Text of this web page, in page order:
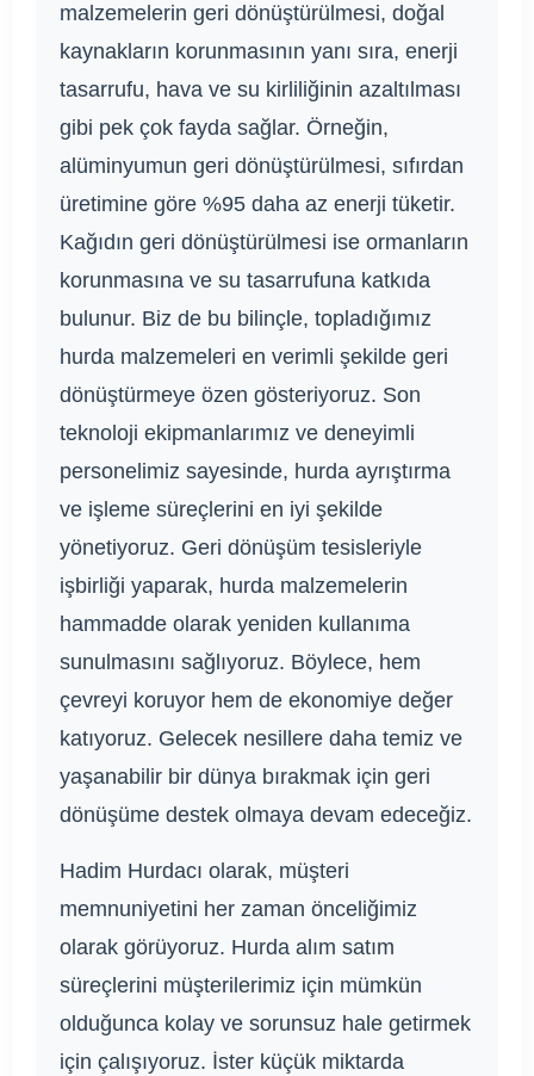
malzemelerin geri dönüştürülmesi, doğal
kaynakların korunmasının yanı sıra, enerji
tasarrufu, hava ve su kirliliğinin azaltılması
gibi pek çok fayda sağlar. Örneğin,
alüminyumun geri dönüştürülmesi, sıfırdan
üretimine göre %95 daha az enerji tüketir.
Kağıdın geri dönüştürülmesi ise ormanların
korunmasına ve su tasarrufuna katkıda
bulunur. Biz de bu bilinçle, topladığımız
hurda malzemeleri en verimli şekilde geri
dönüştürmeye özen gösteriyoruz. Son
teknoloji ekipmanlarımız ve deneyimli
personelimiz sayesinde, hurda ayrıştırma
ve işleme süreçlerini en iyi şekilde
yönetiyoruz. Geri dönüşüm tesisleriyle
işbirliği yaparak, hurda malzemelerin
hammadde olarak yeniden kullanıma
sunulmasını sağlıyoruz. Böylece, hem
çevreyi koruyor hem de ekonomiye değer
katıyoruz. Gelecek nesillere daha temiz ve
yaşanabilir bir dünya bırakmak için geri
dönüşüme destek olmaya devam edeceğiz.
Hadim Hurdacı olarak, müşteri
memnuniyetini her zaman önceliğimiz
olarak görüyoruz. Hurda alım satım
süreçlerini müşterilerimiz için mümkün
olduğunca kolay ve sorunsuz hale getirmek
için çalışıyoruz. İster küçük miktarda